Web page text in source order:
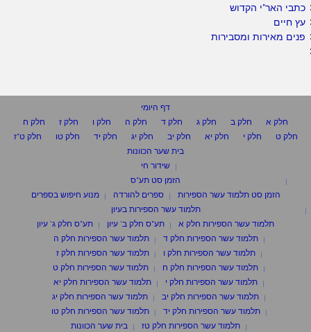
כתבי האר"י הקדוש
עץ חיים
פנים מאירות ומסבירות
דף היומי
חלק א
חלק ב חלק ג חלק ד חלק ה חלק ו חלק ז
חלק ח
חלק ט
חלק י חלק יא חלק יב חלק יג חלק יד חלק טו
חלק ט"ז
בית שער הכוונות
שידור חי
הזמן סט תע"ס
הזמן סט תלמוד עשר הספירות
ספרים להורדה
מנוע חיפוש בספרים
תלמוד עשר הספירות בעיון
תלמוד עשר הספירות חלק א
תע"ס חלק ב' עיון
תע"ס חלק ג' עיון
תלמוד עשר הספירות חלק ד
תלמוד עשר הספירות חלק ה
תלמוד עשר הספירות חלק ו
תלמוד עשר הספירות חלק ז
תלמוד עשר הספירות חלק ח
תלמוד עשר הספירות חלק ט
תלמוד עשר הספירות חלק י
תלמוד עשר הספירות חלק יא
תלמוד עשר הספירות חלק יב
תלמוד עשר הספירות חלק יג
תלמוד עשר הספירות חלק יד
תלמוד עשר הספירות חלק טו
תלמוד עשר הספירות חלק טז
בית שער הכוונות